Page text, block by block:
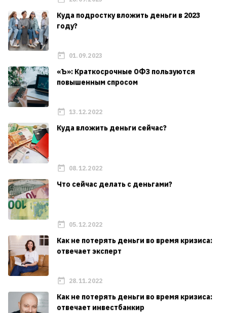
Куда подростку вложить деньги в 2023
году?
01.09.2023
«Ъ»: Краткосрочные ОФЗ пользуются
повышенным спросом
13.12.2022
Куда вложить деньги сейчас?
08.12.2022
Что сейчас делать с деньгами?
05.12.2022
Как не потерять деньги во время кризиса:
отвечает эксперт
28.11.2022
Как не потерять деньги во время кризиса:
отвечает инвестбанкир